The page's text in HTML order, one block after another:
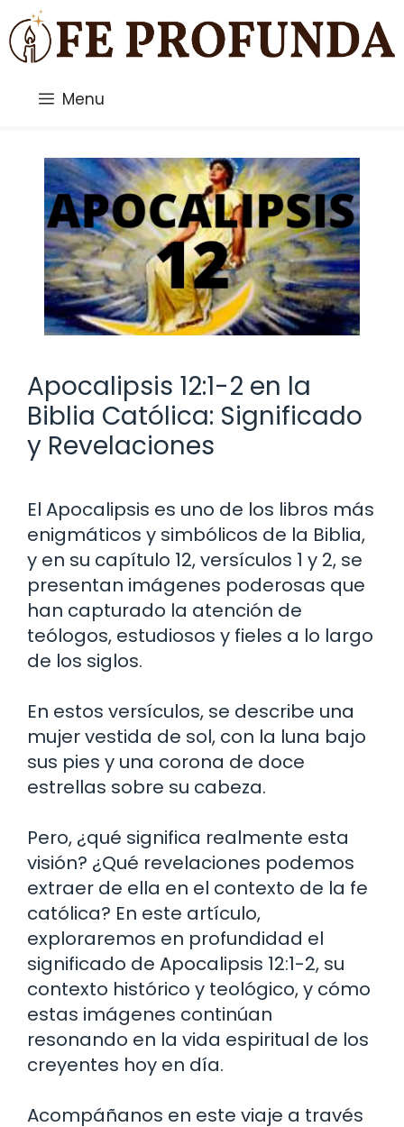
Saltar
al
contenido
Menu
Apocalipsis 12:1-2 en la
Biblia Católica: Significado
y Revelaciones
El Apocalipsis es uno de los libros más
enigmáticos y simbólicos de la Biblia,
y en su capítulo 12, versículos 1 y 2, se
presentan imágenes poderosas que
han capturado la atención de
teólogos, estudiosos y fieles a lo largo
de los siglos.
En estos versículos, se describe una
mujer vestida de sol, con la luna bajo
sus pies y una corona de doce
estrellas sobre su cabeza.
Pero, ¿qué significa realmente esta
visión? ¿Qué revelaciones podemos
extraer de ella en el contexto de la fe
católica? En este artículo,
exploraremos en profundidad el
significado de Apocalipsis 12:1-2, su
contexto histórico y teológico, y cómo
estas imágenes continúan
resonando en la vida espiritual de los
creyentes hoy en día.
Acompáñanos en este viaje a través